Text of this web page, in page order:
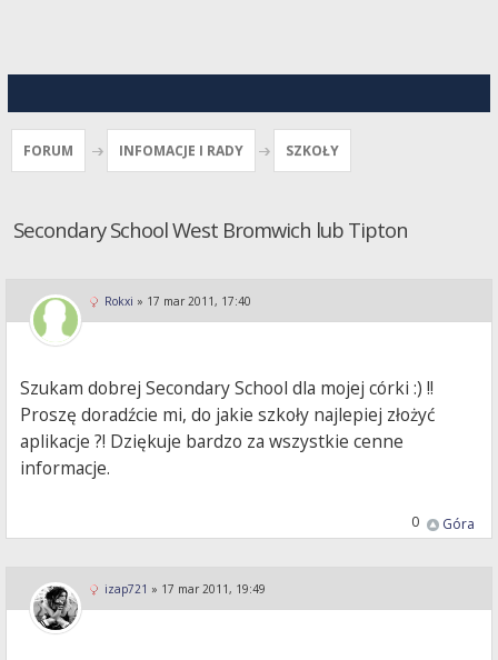
FORUM INFOMACJE I RADY SZKOŁY
Secondary School West Bromwich lub Tipton
Rokxi » 17 mar 2011, 17:40
Szukam dobrej Secondary School dla mojej córki :) !!
Proszę doradźcie mi, do jakie szkoły najlepiej złożyć
aplikacje ?! Dziękuje bardzo za wszystkie cenne
informacje.
Góra
0
izap721 » 17 mar 2011, 19:49